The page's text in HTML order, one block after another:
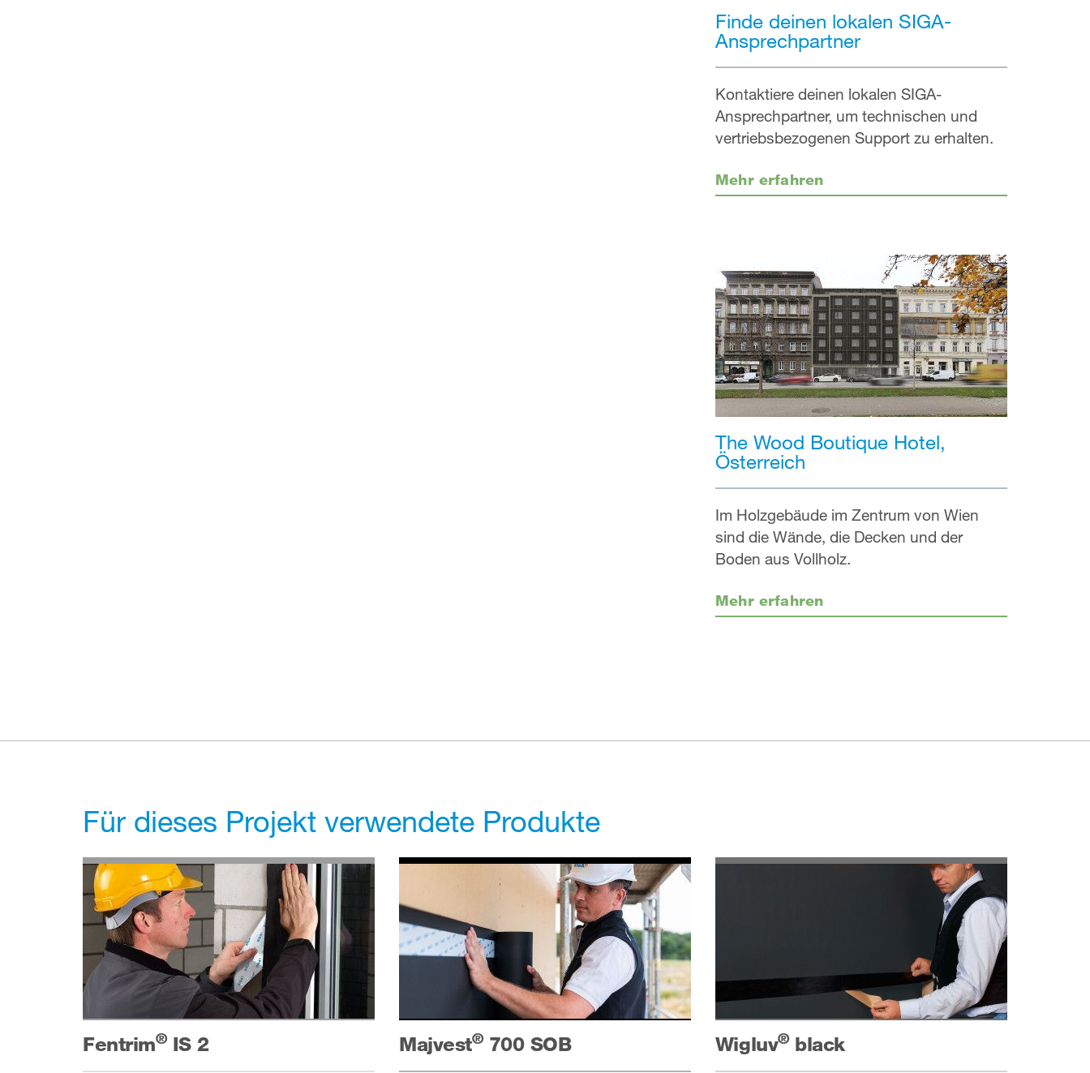
Finde deinen lokalen SIGA-
Ansprechpartner
Kontaktiere deinen lokalen SIGA-
Ansprechpartner, um technischen und
vertriebsbezogenen Support zu erhalten.
Mehr erfahren
The Wood Boutique Hotel,
Österreich
Im Holzgebäude im Zentrum von Wien
sind die Wände, die Decken und der
Boden aus Vollholz.
Mehr erfahren
Für dieses Projekt verwendete Produkte
Fentrim®IS 2 Majvest®700 SOB Wigluv®black